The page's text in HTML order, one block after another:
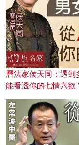
曆法家侯天同：遇到
能看透你的七情六欲